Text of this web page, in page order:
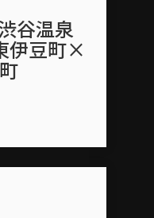
谷温泉
伊豆町×